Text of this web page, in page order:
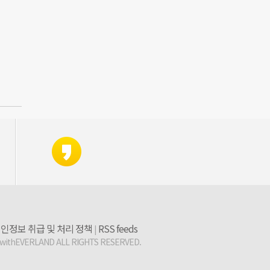
정보 취급 및 처리 정책 | RSS feeds
ALL RIGHTS RESERVED.